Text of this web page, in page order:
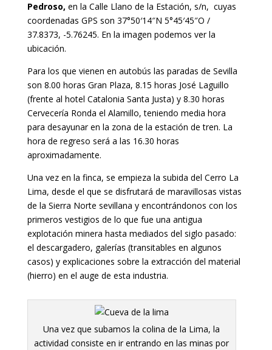
Pedroso, en la Calle Llano de la Estación, s/n, cuyas
coordenadas GPS son 37°50′14″N 5°45′45″O /
37.8373, -5.76245. En la imagen podemos ver la
ubicación.
Para los que vienen en autobús las paradas de Sevilla
son 8.00 horas Gran Plaza, 8.15 horas José Laguillo
(frente al hotel Catalonia Santa Justa) y 8.30 horas
Cervecería Ronda el Alamillo, teniendo media hora
para desayunar en la zona de la estación de tren. La
hora de regreso será a las 16.30 horas
aproximadamente.
Una vez en la finca, se empieza la subida del Cerro La
Lima, desde el que se disfrutará de maravillosas vistas
de la Sierra Norte sevillana y encontrándonos con los
primeros vestigios de lo que fue una antigua
explotación minera hasta mediados del siglo pasado:
el descargadero, galerías (transitables en algunos
casos) y explicaciones sobre la extracción del material
(hierro) en el auge de esta industria.
Una vez que subamos la colina de la Lima, la
actividad consiste en ir entrando en las minas por